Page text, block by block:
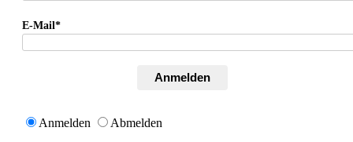
E-Mail*
Anmelden
Anmelden
Abmelden